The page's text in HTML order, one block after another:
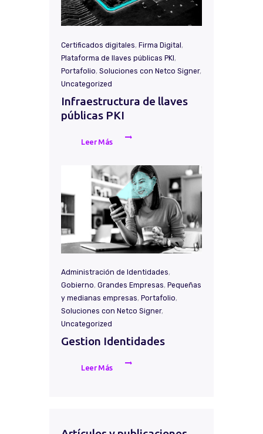
Certificados digitales, Firma Digital,
Plataforma de llaves públicas PKI,
Portafolio, Soluciones con Netco Signer,
Uncategorized
Infraestructura de llaves
públicas PKI
Leer Más
Administración de Identidades,
Gobierno, Grandes Empresas, Pequeñas
y medianas empresas, Portafolio,
Soluciones con Netco Signer,
Uncategorized
Gestion Identidades
Leer Más